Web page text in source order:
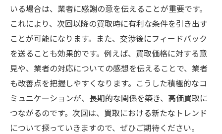
いる場合は、業者に感謝の意を伝えることが重要です。
これにより、次回以降の買取時に有利な条件を引き出す
ことが可能になります。また、交渉後にフィードバック
を送ることも効果的です。例えば、買取価格に対する意
見や、業者の対応についての感想を伝えることで、業者
も改善点を把握しやすくなります。こうした積極的なコ
ミュニケーションが、長期的な関係を築き、高価買取に
つながるのです。次回は、買取における新たなトレンド
について探っていきますので、ぜひご期待ください。